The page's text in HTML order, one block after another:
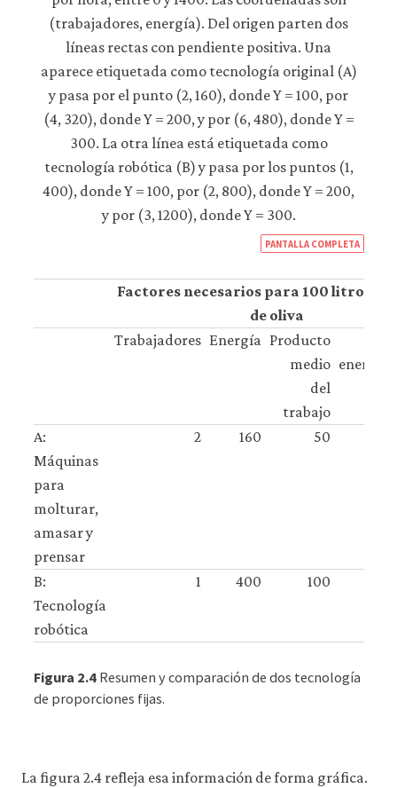
PANTALLA COMPLETA
04-
Factores necesarios para 100 litros de
de oliva
Trabajadores Energía Producto
medio
del
trabajo
A:
Máquinas
para
molturar,
amasar y
prensar
2 160 50
B:
Tecnología
robótica
1 400 100
Figura 2.4 Resumen y comparación de dos tecnología
de proporciones fijas.
La figura 2.4 refleja esa información de forma gráfica.